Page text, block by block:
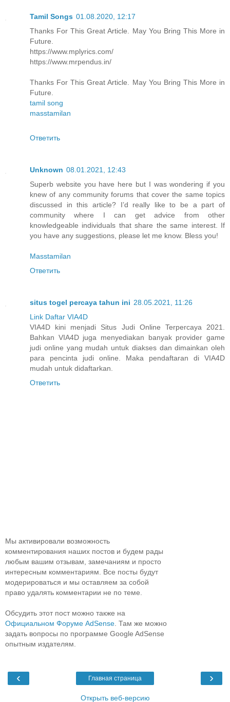
Tamil Songs 01.08.2020, 12:17
Thanks For This Great Article. May You Bring This More in
Future.
https://www.mplyrics.com/
https://www.mrpendus.in/
Thanks For This Great Article. May You Bring This More in
Future.
tamil song
masstamilan
Ответить
Unknown 08.01.2021, 12:43
Superb website you have here but I was wondering if you
knew of any community forums that cover the same topics
discussed in this article? I’d really like to be a part of
community where I can get advice from other
knowledgeable individuals that share the same interest. If
you have any suggestions, please let me know. Bless you!
Masstamilan
Ответить
situs togel percaya tahun ini 28.05.2021, 11:26
Link Daftar VIA4D
VIA4D kini menjadi Situs Judi Online Terpercaya 2021.
Bahkan VIA4D juga menyediakan banyak provider game
judi online yang mudah untuk diakses dan dimainkan oleh
para pencinta judi online. Maka pendaftaran di VIA4D
mudah untuk didaftarkan.
Ответить
Мы активировали возможность
комментирования наших постов и будем рады
любым вашим отзывам, замечаниям и просто
интересным комментариям. Все посты будут
модерироваться и мы оставляем за собой
право удалять комментарии не по теме.
Обсудить этот пост можно также на
Официальном Форуме AdSense . Там же можно
задать вопросы по программе Google AdSense
опытным издателям.
‹ ›
Главная страница
Открыть веб-версию